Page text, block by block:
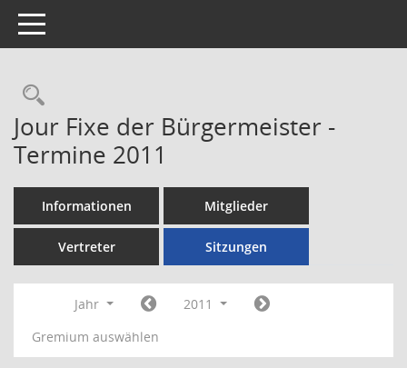
Toggle navigation
Rechercheauswahl
Jour Fixe der Bürgermeister -
Termine 2011
Informationen Mitglieder
Vertreter Sitzungen
Jahr
2011
Gremium auswählen